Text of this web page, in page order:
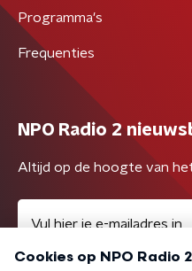
Programma's
Frequenties
NPO Radio 2
Altijd op de hoogte van